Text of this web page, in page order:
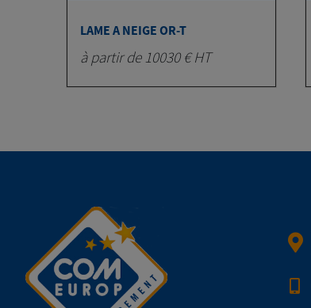
LAME A NEIGE OR-T
à partir de 10030 € HT